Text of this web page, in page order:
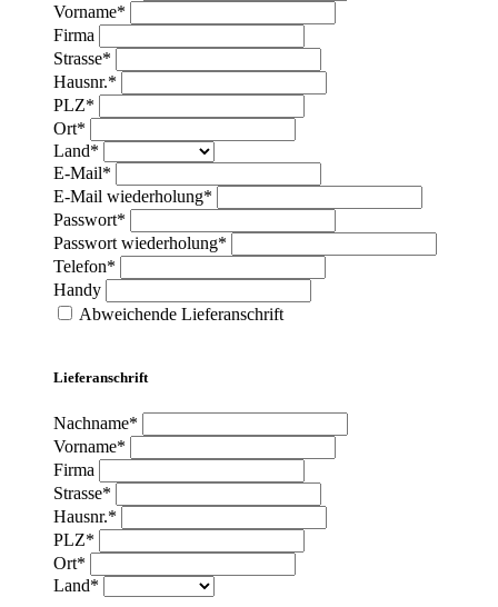
Vorname*
Firma
Strasse*
Hausnr.*
PLZ*
Ort*
Land*
E-Mail*
E-Mail wiederholung*
Passwort*
Passwort wiederholung*
Telefon*
Handy
Abweichende Lieferanschrift
Lieferanschrift
Nachname*
Vorname*
Firma
Strasse*
Hausnr.*
PLZ*
Ort*
Land*